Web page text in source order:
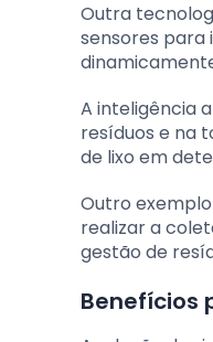
Outra
sensores para
A inteligência
resíduos e na
de lixo em
Outro
realizar a
gestão de
Benefícios